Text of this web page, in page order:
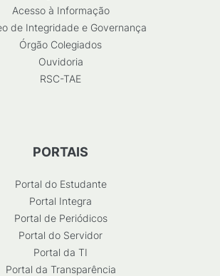
Acesso à Informação
de Integridade e Governança
Órgão Colegiados
Ouvidoria
RSC-TAE
PORTAIS
Portal do Estudante
Portal Integra
Portal de Periódicos
Portal do Servidor
Portal da TI
Portal da Transparência